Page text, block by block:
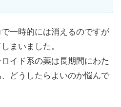
一時的には消えるのですが
まいました。
イド系の薬は長期間にわた
どうしたらよいのか悩んで